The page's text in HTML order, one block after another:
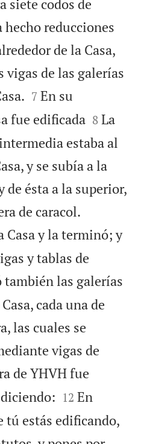
siete codos de
hecho reducciones
de la Casa,
vigas de las galerías


7 En su
fue edificada 

8 La
estaba al
y se subía a la
ésta a la superior,
de caracol.
Casa y la terminó; y
y tablas de
también las galerías
cada una de
las cuales se
vigas de
de YHVH fue


12 En
tú estás edificando,